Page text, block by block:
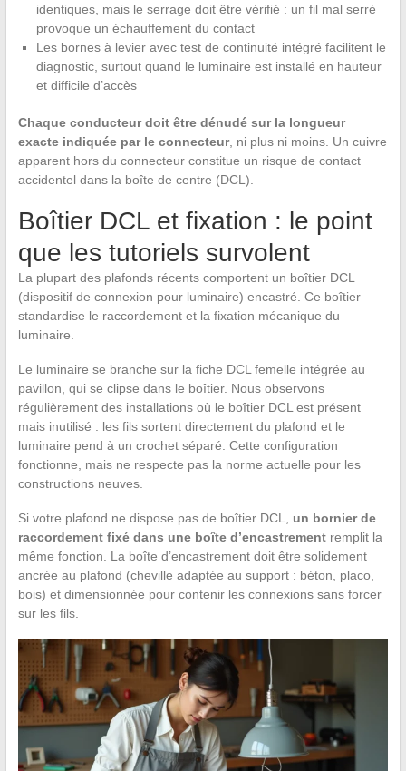
identiques, mais le serrage doit être vérifié : un fil mal serré
provoque un échauffement du contact
Les bornes à levier avec test de continuité intégré facilitent le
diagnostic, surtout quand le luminaire est installé en hauteur
et difficile d’accès
Chaque conducteur doit être dénudé sur la longueur
exacte indiquée par le connecteur, ni plus ni moins. Un cuivre
apparent hors du connecteur constitue un risque de contact
accidentel dans la boîte de centre (DCL).
Boîtier DCL et fixation : le point
que les tutoriels survolent
La plupart des plafonds récents comportent un boîtier DCL
(dispositif de connexion pour luminaire) encastré. Ce boîtier
standardise le raccordement et la fixation mécanique du
luminaire.
Le luminaire se branche sur la fiche DCL femelle intégrée au
pavillon, qui se clipse dans le boîtier. Nous observons
régulièrement des installations où le boîtier DCL est présent
mais inutilisé : les fils sortent directement du plafond et le
luminaire pend à un crochet séparé. Cette configuration
fonctionne, mais ne respecte pas la norme actuelle pour les
constructions neuves.
Si votre plafond ne dispose pas de boîtier DCL, un bornier de
raccordement fixé dans une boîte d’encastrementremplit la
même fonction. La boîte d’encastrement doit être solidement
ancrée au plafond (cheville adaptée au support : béton, placo,
bois) et dimensionnée pour contenir les connexions sans forcer
sur les fils.